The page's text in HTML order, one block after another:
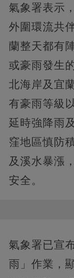
氣象署表示
外圍環流共
蘭整天都有
或豪雨發生
北海岸及宜
有豪雨等級
延時強降雨
窪地區慎防
及溪水暴漲
安全。
氣象署已宣
雨」作業，